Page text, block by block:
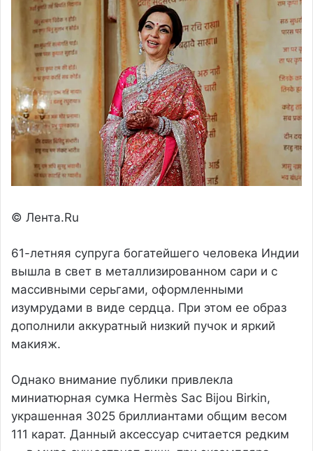
© Лента.Ru
61-летняя супруга богатейшего человека Индии
вышла в свет в металлизированном сари и с
массивными серьгами, оформленными
изумрудами в виде сердца. При этом ее образ
дополнили аккуратный низкий пучок и яркий
макияж.
Однако внимание публики привлекла
миниатюрная сумка Hermès Sac Bijou Birkin,
украшенная 3025 бриллиантами общим весом
111 карат. Данный аксессуар считается редким